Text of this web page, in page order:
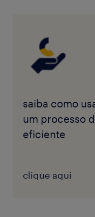
saiba como
um processo
eficiente
clique aqui